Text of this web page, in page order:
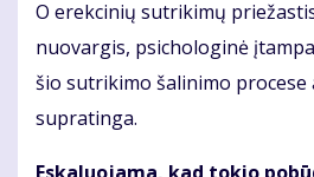
O erekcinių sutrikimų
nuovargis, psichologinė
šio sutrikimo šalinimo
supratinga.